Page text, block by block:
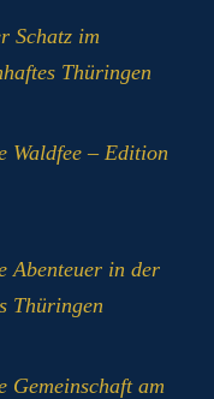
Schatz im
Thüringen
Waldfee – Edition
Abenteuer in der
Thüringen
Gemeinschaft am